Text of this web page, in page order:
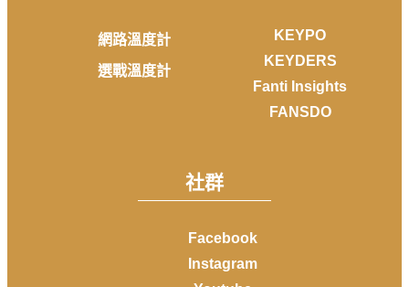
網路溫度計
選戰溫度計
KEYPO
KEYDERS
Fanti Insights
FANSDO
社群
Facebook
Instagram